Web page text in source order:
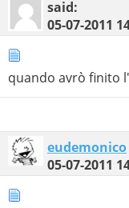
said:
05-07-2011
quando avrò finito
eudemonico
05-07-2011